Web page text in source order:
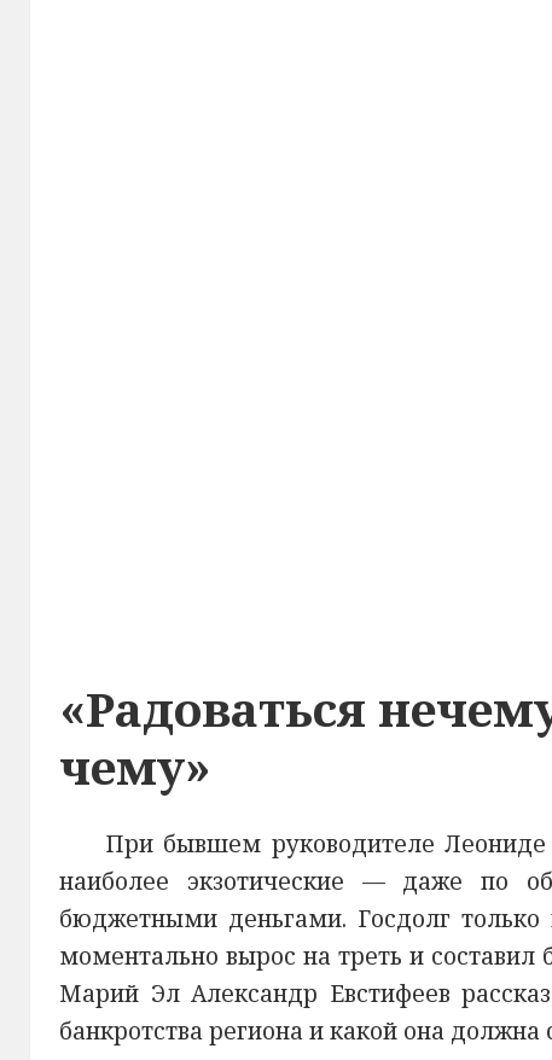
«Радоваться
чему»
При бывшем руководителе
наиболее экзотические — даже по
бюджетными деньгами. Госдолг
моментально вырос на треть и составил
Марий Эл Александр Евстифеев
банкротства региона и какой она должна